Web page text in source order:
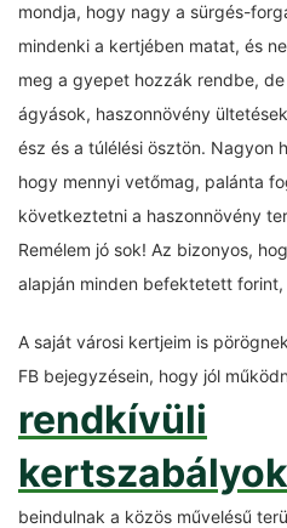
mondja, hogy nagy a sürgés-
mindenki a kertjében matat, és
meg a gyepet hozzák rendbe,
ágyások, haszonnövény
ész és a túlélési ösztön. Nagyon
hogy mennyi vetőmag, palánta
következtetni a haszonnövény
Remélem jó sok! Az bizonyos,
alapján minden befektetett
A saját városi kertjeim is
FB bejegyzésein, hogy jól
rendkívüli
beindulnak a közös művelésű